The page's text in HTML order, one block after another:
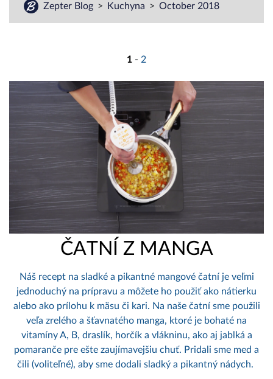
Zepter Blog Kuchyna October 2018
1 - 2
ČATNÍ Z MANGA
Náš recept na sladké a pikantné mangové čatní je veľmi
jednoduchý na prípravu a môžete ho použiť ako nátierku
alebo ako prílohu k mäsu či kari. Na naše čatní sme použili
veľa zrelého a šťavnatého manga, ktoré je bohaté na
vitamíny A, B, draslík, horčík a vlákninu, ako aj jablká a
pomaranče pre ešte zaujímavejšiu chuť. Pridali sme med a
čili (voliteľné), aby sme dodali sladký a pikantný nádych.